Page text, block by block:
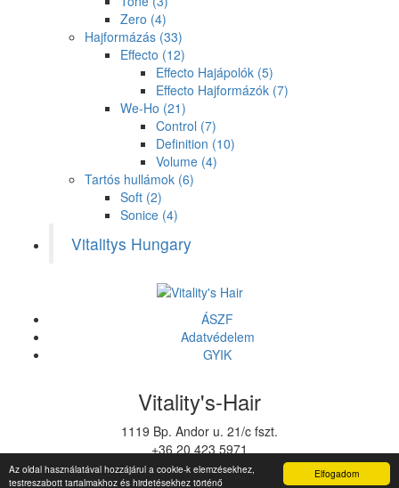
Elfogadom
Az oldal használatával hozzájárul a cookie-k elemzésekhez,
testreszabott tartalmakhoz és hirdetésekhez történő
Zero (4)
Hajformázás (33)
Effecto (12)
Effecto Hajápolók (5)
Effecto Hajformázók (7)
We-Ho (21)
Control (7)
Definition (10)
Volume (4)
Tartós hullámok (6)
Soft (2)
Sonice (4)
Vitalitys Hungary
ÁSZF
Adatvédelem
GYIK
Vitality's-Hair
1119 Bp. Andor u. 21/c fszt.
+36 20 423 5971
vitalitys@vitalitys.hu